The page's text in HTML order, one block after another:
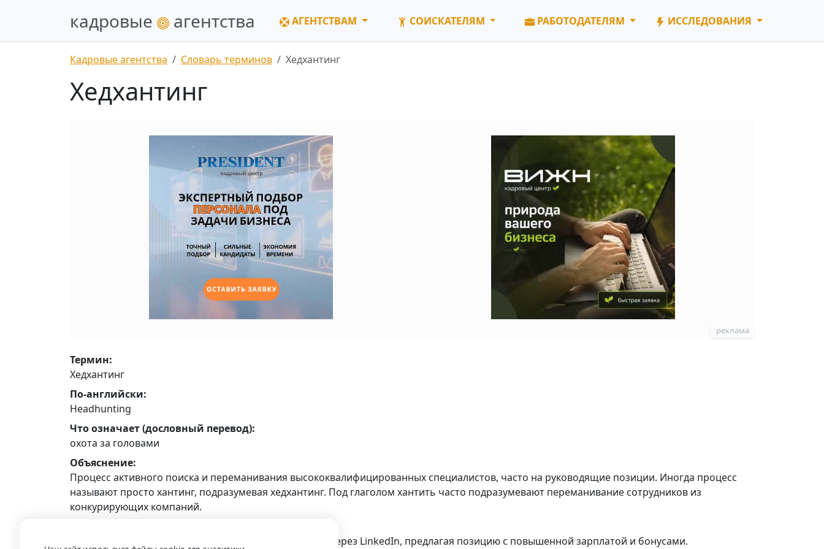
кадровые агентства АГЕНТСТВАМ СОИСКАТЕЛЯМ РАБОТОДАТЕЛЯМ ИССЛЕДОВАНИЯ
Кадровые агентства Словарь терминов Хедхантинг
Хедхантинг
реклама
Термин:
Хедхантинг
По-английски:
Headhunting
Что означает (дословный перевод):
охота за головами
Объяснение:
Процесс активного поиска и переманивания высококвалифицированных специалистов, часто на руководящие позиции. Иногда процесс
называют просто хантинг, подразумевая хедхантинг. Под глаголом хантить часто подразумевают переманивание сотрудников из
конкурирующих компаний.
Рекрутер связывается с топ-менеджером конкурента через LinkedIn, предлагая позицию с повышенной зарплатой и бонусами.